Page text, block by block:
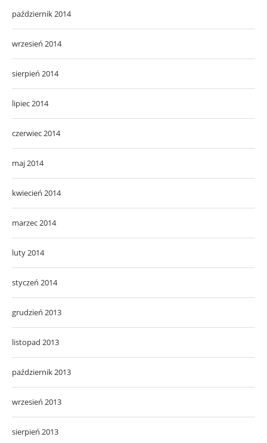
październik 2014
wrzesień 2014
sierpień 2014
lipiec 2014
czerwiec 2014
maj 2014
kwiecień 2014
marzec 2014
luty 2014
styczeń 2014
grudzień 2013
listopad 2013
październik 2013
wrzesień 2013
sierpień 2013